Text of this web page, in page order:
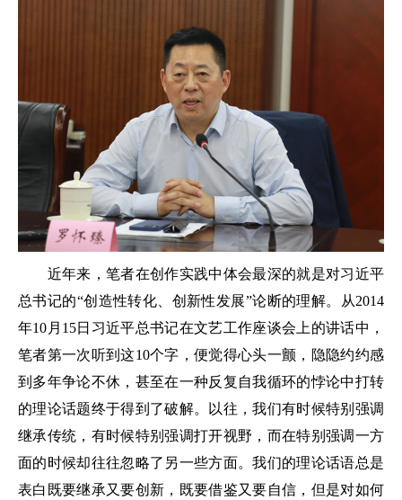
近年来，笔者在创作实践中体会最深的就是对习近平
总书记的“创造性转化、创新性发展”论断的理解。从2014
年10月15日习近平总书记在文艺工作座谈会上的讲话中，
笔者第一次听到这10个字，便觉得心头一颤，隐隐约约感
到多年争论不休，甚至在一种反复自我循环的悖论中打转
的理论话题终于得到了破解。以往，我们有时候特别强调
继承传统，有时候特别强调打开视野，而在特别强调一方
面的时候却往往忽略了另一些方面。我们的理论话语总是
表白既要继承又要创新，既要借鉴又要自信，但是对如何